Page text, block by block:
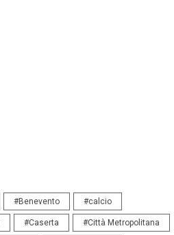
#Benevento #calcio
#Caserta #Città Metropolitana